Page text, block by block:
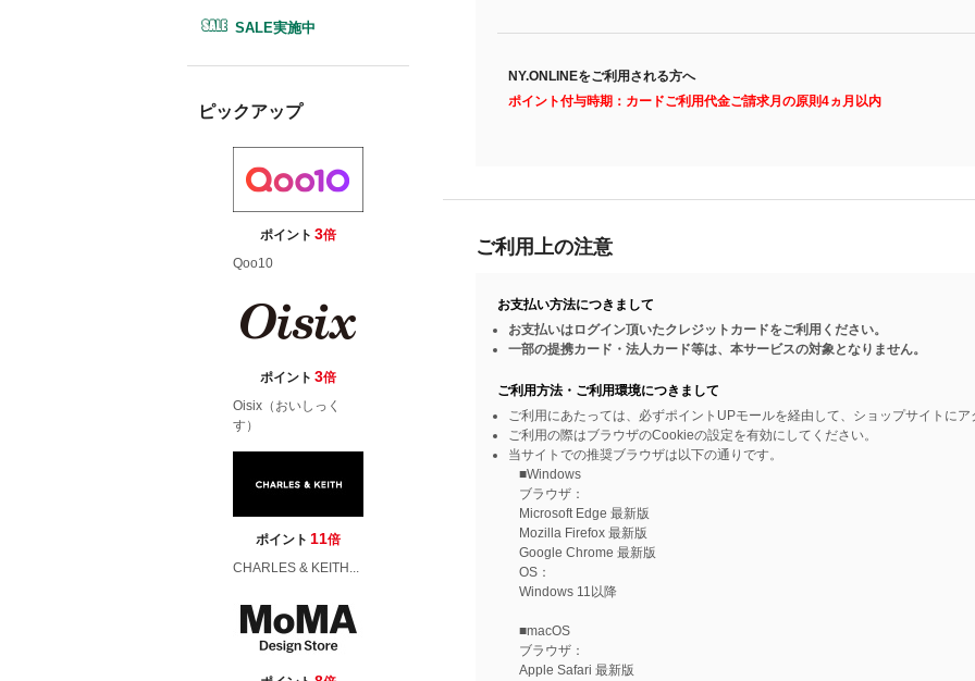
SALE実施中
ピックアップ
ポイント 3倍
Qoo10
ポイント 3倍
Oisix（おいしっく
す）
ポイント 11倍
CHARLES & KEITH...
NY.ONLINEをご利用される方へ
ポイント付与時期：カードご利用代金ご請求月の原則4ヵ月以内
ご利用上の注意
お支払い方法につきまして
お支払いはログイン頂いたクレジットカードをご利用ください。
一部の提携カード・法人カード等は、本サービスの対象となりません。
ご利用方法・ご利用環境につきまして
ご利用にあたっては、必ずポイントUPモールを経由して、ショップサイトにア
ご利用の際はブラウザのCookieの設定を有効にしてください。
当サイトでの推奨ブラウザは以下の通りです。
■Windows
ブラウザ：
Microsoft Edge 最新版
Mozilla Firefox 最新版
Google Chrome 最新版
OS：
Windows 11以降
■macOS
ブラウザ：
Apple Safari 最新版